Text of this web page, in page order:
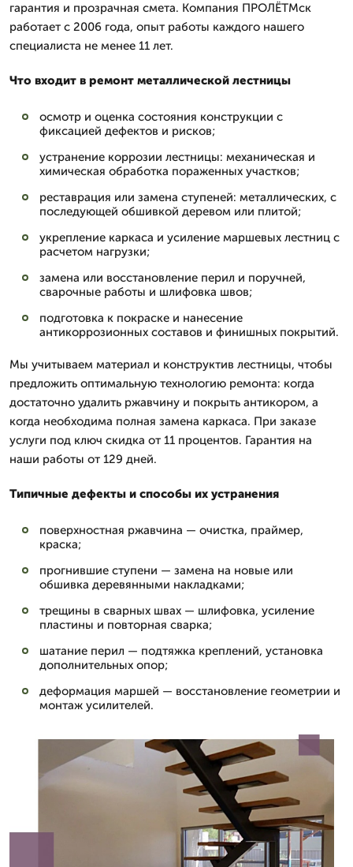
гарантия и прозрачная смета. Компания ПРОЛЁТМск
работает с 2006 года, опыт работы каждого нашего
специалиста не менее 11 лет.
Что входит в ремонт металлической лестницы
осмотр и оценка состояния конструкции с
фиксацией дефектов и рисков;
устранение коррозии лестницы: механическая и
химическая обработка пораженных участков;
реставрация или замена ступеней: металлических, с
последующей обшивкой деревом или плитой;
укрепление каркаса и усиление маршевых лестниц с
расчетом нагрузки;
замена или восстановление перил и поручней,
сварочные работы и шлифовка швов;
подготовка к покраске и нанесение
антикоррозионных составов и финишных покрытий.
Мы учитываем материал и конструктив лестницы, чтобы
предложить оптимальную технологию ремонта: когда
достаточно удалить ржавчину и покрыть антикором, а
когда необходима полная замена каркаса. При заказе
услуги под ключ скидка от 11 процентов. Гарантия на
наши работы от 129 дней.
Типичные дефекты и способы их устранения
поверхностная ржавчина — очистка, праймер,
краска;
прогнившие ступени — замена на новые или
обшивка деревянными накладками;
трещины в сварных швах — шлифовка, усиление
пластины и повторная сварка;
шатание перил — подтяжка креплений, установка
дополнительных опор;
деформация маршей — восстановление геометрии и
монтаж усилителей.